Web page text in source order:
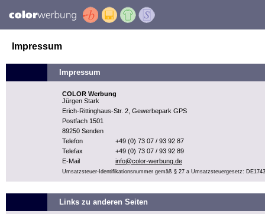
Impressum
Impressum
COLOR Werbung
Jürgen Stark
Erich-Rittinghaus-Str. 2, Gewerbepark GPS
Postfach 1501
89250 Senden
Telefon
+49 (0) 73 07 / 93 92 87
Telefax
+49 (0) 73 07 / 93 92 89
E-Mail
info@color-werbung.de
Umsatzsteuer-Identifikationsnummer gemäß § 27 a Umsatzsteuergesetz:
Links zu anderen Seiten